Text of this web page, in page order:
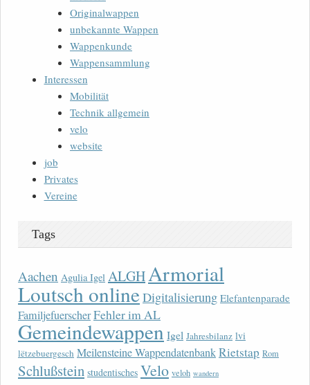
Originalwappen
unbekannte Wappen
Wappenkunde
Wappensammlung
Interessen
Mobilität
Technik allgemein
velo
website
job
Privates
Vereine
Tags
Aachen Agulia Igel ALGH Armorial
Loutsch onlineDigitalisierung Elefantenparade
FamiljefuerscherFehler im AL
Gemeindewappen Igel Jahresbilanz lvi
lëtzebuergesch Meilensteine WappendatenbankRietstap Rom
Schlußstein studentisches Velo veloh wandern